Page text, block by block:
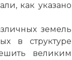
как указано
земель
в структуре
великим